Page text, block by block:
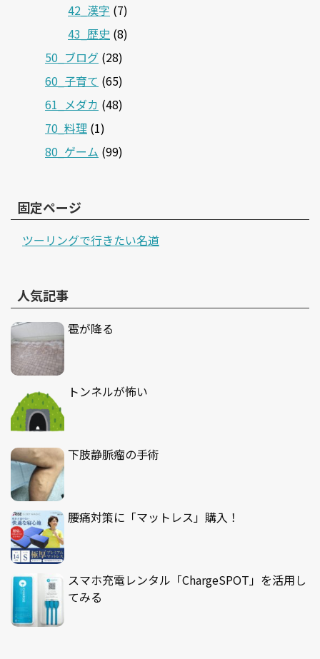
42_漢字 (7)
43_歴史 (8)
50_ブログ (28)
60_子育て (65)
61_メダカ (48)
70_料理 (1)
80_ゲーム (99)
固定ページ
ツーリングで行きたい名道
人気記事
雹が降る
トンネルが怖い
下肢静脈瘤の手術
腰痛対策に「マットレス」購入！
スマホ充電レンタル「ChargeSPOT」を活用し
てみる